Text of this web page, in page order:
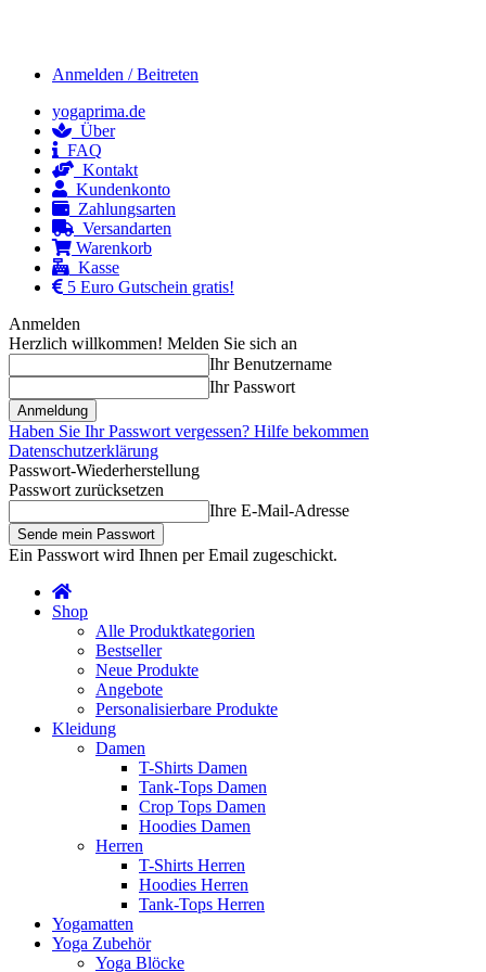
Anmelden / Beitreten
yogaprima.de
Über
FAQ
Kontakt
Kundenkonto
Zahlungsarten
Versandarten
Warenkorb
Kasse
5 Euro Gutschein gratis!
Anmelden
Herzlich willkommen! Melden Sie sich an
Ihr Benutzername
Ihr Passwort
Haben Sie Ihr Passwort vergessen? Hilfe bekommen
Datenschutzerklärung
Passwort-Wiederherstellung
Passwort zurücksetzen
Ihre E-Mail-Adresse
Ein Passwort wird Ihnen per Email zugeschickt.
Shop
Alle Produktkategorien
Bestseller
Neue Produkte
Angebote
Personalisierbare Produkte
Kleidung
Damen
T-Shirts Damen
Tank-Tops Damen
Crop Tops Damen
Hoodies Damen
Herren
T-Shirts Herren
Hoodies Herren
Tank-Tops Herren
Yogamatten
Yoga Zubehör
Yoga Blöcke